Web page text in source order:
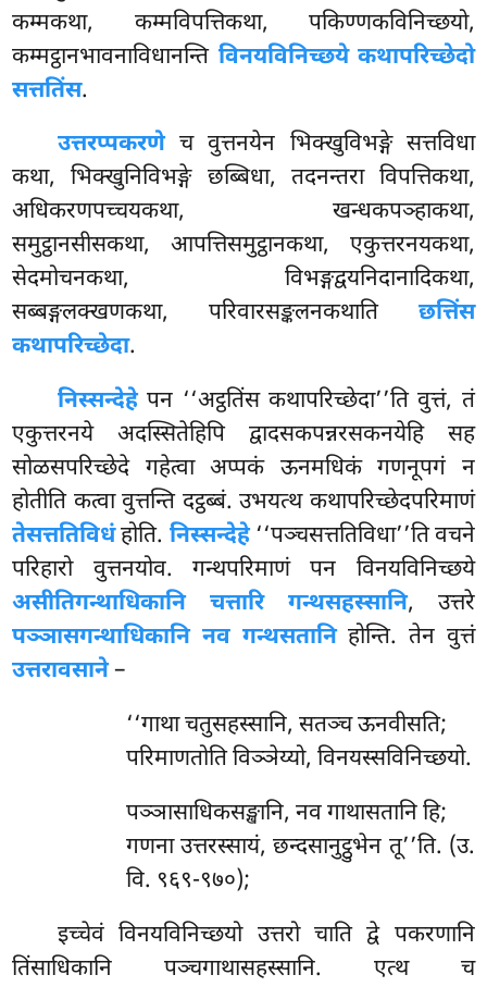
कम्मकथा, कम्मविपत्तिकथा, पकिण्णकविनिच्छयो,
कम्मट्ठानभावनाविधानन्ति विनयविनिच्छये कथापरिच्छेदो
सत्ततिंस.
उत्तरप्पकरणेच वुत्तनयेन भिक्खुविभङ्गे सत्तविधा
कथा, भिक्खुनिविभङ्गे छब्बिधा, तदनन्तरा विपत्तिकथा,
अधिकरणपच्चयकथा, खन्धकपञ्हाकथा,
समुट्ठानसीसकथा, आपत्तिसमुट्ठानकथा, एकुत्तरनयकथा,
सेदमोचनकथा, विभङ्गद्वयनिदानादिकथा,
सब्बङ्गलक्खणकथा, परिवारसङ्कलनकथाति छत्तिंस
कथापरिच्छेदा.
निस्सन्देहेपन ‘‘अट्ठतिंस कथापरिच्छेदा’’ति वुत्तं, तं
एकुत्तरनये अदस्सितेहिपि द्वादसकपन्नरसकनयेहि सह
सोळसपरिच्छेदे गहेत्वा अप्पकं ऊनमधिकं गणनूपगं न
होतीति कत्वा वुत्तन्ति दट्ठब्बं. उभयत्थ कथापरिच्छेदपरिमाणं
तेसत्ततिविधंहोति. निस्सन्देहे‘‘पञ्चसत्ततिविधा’’ति वचने
परिहारो वुत्तनयोव. गन्थपरिमाणं पन विनयविनिच्छये
असीतिगन्थाधिकानि चत्तारि गन्थसहस्सानि, उत्तरे
पञ्ञासगन्थाधिकानि नव गन्थसतानिहोन्ति. तेन वुत्तं
उत्तरावसाने–
‘‘गाथा चतुसहस्सानि, सतञ्च ऊनवीसति;
परिमाणतोति विञ्ञेय्यो, विनयस्सविनिच्छयो.
पञ्ञासाधिकसङ्खानि, नव गाथासतानि हि;
गणना उत्तरस्सायं, छन्दसानुट्ठुभेन तू’’ति. (उ.
वि. ९६९-९७०);
इच्चेवं विनयविनिच्छयो उत्तरो चाति द्वे पकरणानि
तिंसाधिकानि पञ्चगाथासहस्सानि. एत्थ च